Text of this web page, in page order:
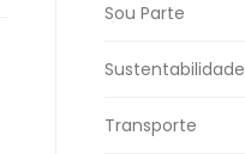
Sou Parte
Sustentabilidade
Transporte